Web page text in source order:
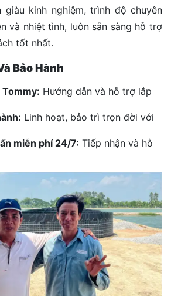
giàu kinh nghiệm, trình độ chuyên
và nhiệt tình, luôn sẵn sàng hỗ trợ
tốt nhất.
Bảo Hành
Tommy: Hướng dẫn và hỗ trợ lắp
Linh hoạt, bảo trì trọn đời với
miễn phí 24/7: Tiếp nhận và hỗ